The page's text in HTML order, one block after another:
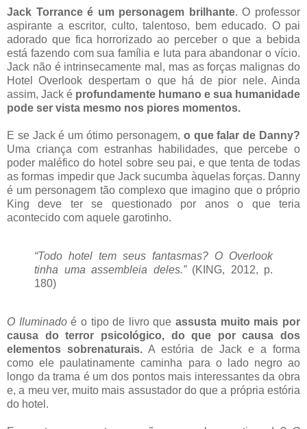
Jack Torrance é um personagem brilhante. O professor
aspirante a escritor, culto, talentoso, bem educado. O pai
adorado que fica horrorizado ao perceber o que a bebida
está fazendo com sua família e luta para abandonar o vício.
Jack não é intrinsecamente mal, mas as forças malignas do
Hotel Overlook despertam o que há de pior nele. Ainda
assim, Jack é profundamente humano e sua humanidade
pode ser vista mesmo nos piores momentos.
E se Jack é um ótimo personagem, o que falar de Danny?
Uma criança com estranhas habilidades, que percebe o
poder maléfico do hotel sobre seu pai, e que tenta de todas
as formas impedir que Jack sucumba àquelas forças. Danny
é um personagem tão complexo que imagino que o próprio
King deve ter se questionado por anos o que teria
acontecido com aquele garotinho.
“Todo hotel tem seus fantasmas? O Overlook
tinha uma assembleia deles.”(KING, 2012, p.
180)
O Iluminadoé o tipo de livro queassusta muito mais por
causa do terror psicológico, do que por causa dos
elementos sobrenaturais. A estória de Jack e a forma
como ele paulatinamente caminha para o lado negro ao
longo da trama é um dos pontos mais interessantes da obra
e, a meu ver, muito mais assustador do que a própria estória
do hotel.